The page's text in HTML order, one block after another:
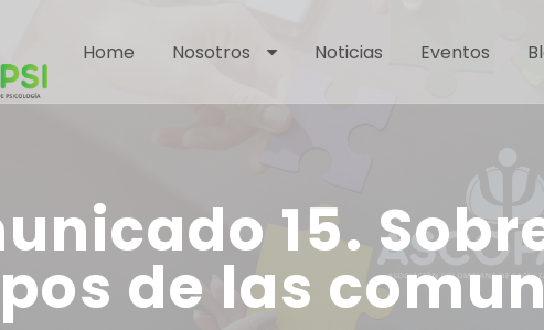
Home Nosotros Noticias Eventos
15.
de las